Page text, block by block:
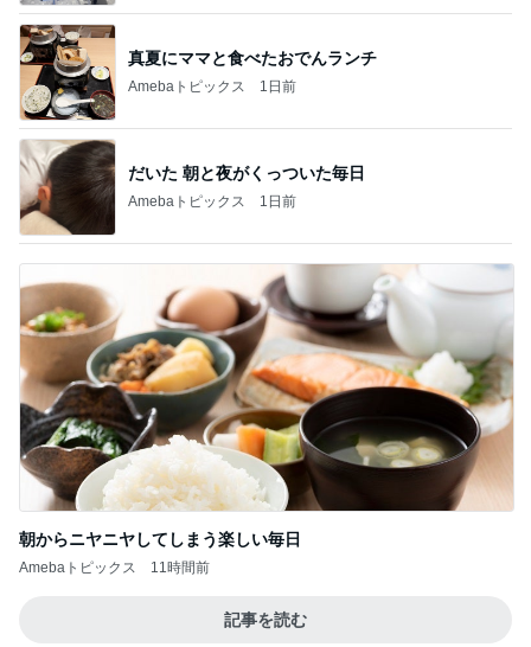
真夏にママと食べたおでんランチ
Amebaトピックス 1日前
だいた 朝と夜がくっついた毎日
Amebaトピックス 1日前
朝からニヤニヤしてしまう楽しい毎日
Amebaトピックス 11時間前
記事を読む